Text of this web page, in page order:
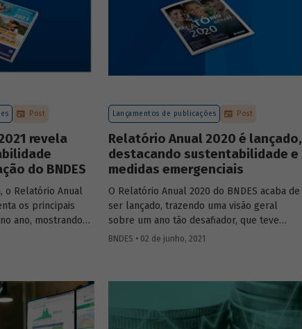
Post
revela
do BNDES
o Relatório Anual
os principais
ano, mostrando
está conectada à
Lançamentos de publicações Post
Relatório Anual 2020 é lançado,
destacando sustentabilidade e
medidas emergenciais
O Relatório Anual 2020 do BNDES acaba de
ser lançado, trazendo uma visão geral
sobre um ano tão desafiador, que teve
como foco a atuação anticíclica do Banco
também uma preocupação cada vez maior
com a agenda ambiental, social e de
governança (ASG).
BNDES • 02 de junho, 2021